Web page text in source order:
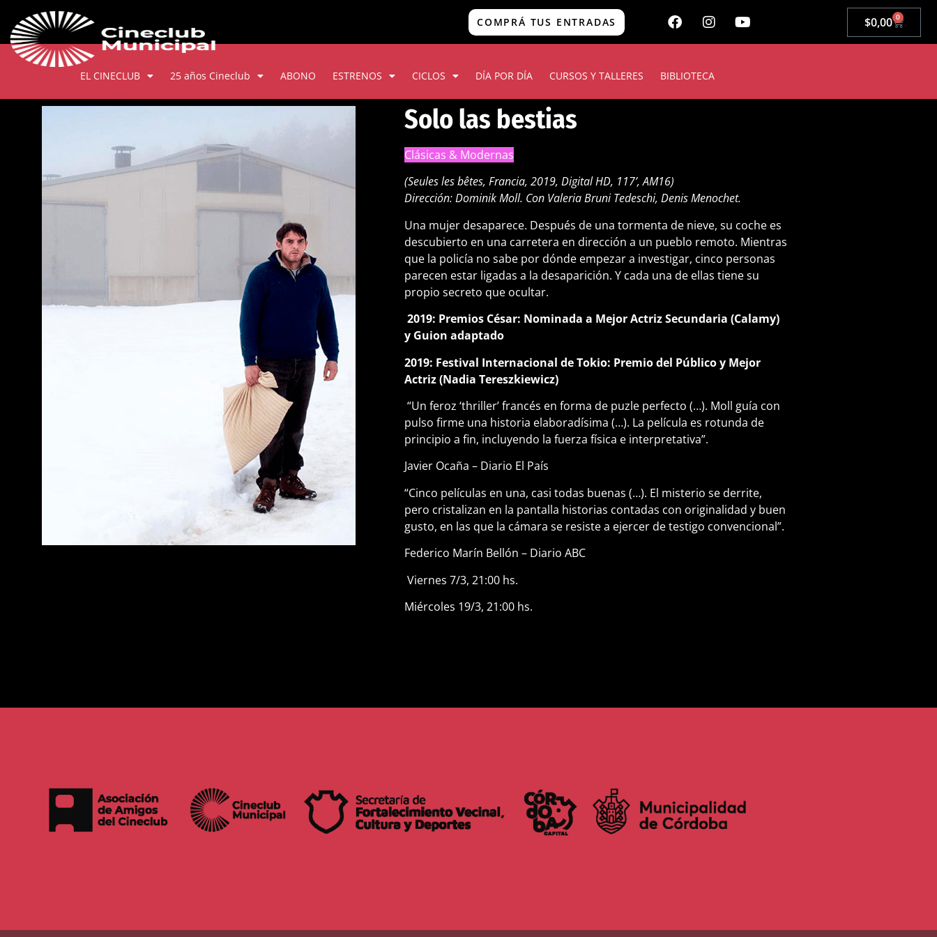
COMPRÁ TUS ENTRADAS $0,00 0
EL CINECLUB 25 años Cineclub ABONO ESTRENOS CICLOS DÍA POR DÍA CURSOS Y TALLERES BIBLIOTECA
Solo las bestias
Clásicas & Modernas
(Seules les bêtes, Francia, 2019, Digital HD, 117’, AM16)
Dirección: Dominik Moll. Con Valeria Bruni Tedeschi, Denis Menochet.
Una mujer desaparece. Después de una tormenta de nieve, su coche es
descubierto en una carretera en dirección a un pueblo remoto. Mientras
que la policía no sabe por dónde empezar a investigar, cinco personas
parecen estar ligadas a la desaparición. Y cada una de ellas tiene su
propio secreto que ocultar.
2019: Premios César: Nominada a Mejor Actriz Secundaria (Calamy)
y Guion adaptado
2019: Festival Internacional de Tokio: Premio del Público y Mejor
Actriz (Nadia Tereszkiewicz)
“Un feroz ‘thriller’ francés en forma de puzle perfecto (…). Moll guía con
pulso firme una historia elaboradísima (…). La película es rotunda de
principio a fin, incluyendo la fuerza física e interpretativa”.
Javier Ocaña – Diario El País
“Cinco películas en una, casi todas buenas (…). El misterio se derrite,
pero cristalizan en la pantalla historias contadas con originalidad y buen
gusto, en las que la cámara se resiste a ejercer de testigo convencional”.
Federico Marín Bellón – Diario ABC
Viernes 7/3, 21:00 hs.
Miércoles 19/3, 21:00 hs.